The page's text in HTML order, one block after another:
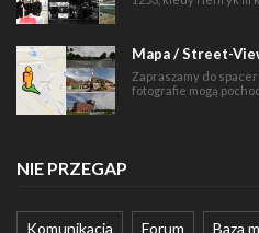
Mapa / Street-
Zapraszamy do
fotografie mogą
NIE PRZEGAP
Komunikacja Forum Baza